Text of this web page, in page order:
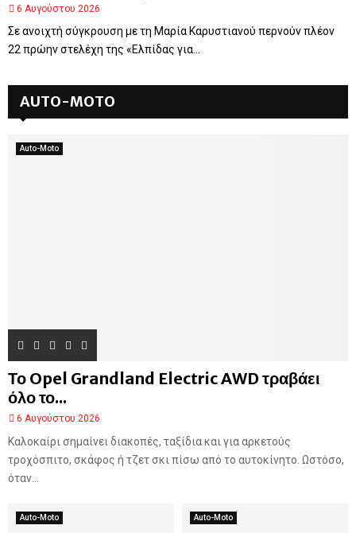
6 Αυγούστου 2026
Σε ανοιχτή σύγκρουση με τη Μαρία Καρυστιανού περνούν πλέον
22 πρώην στελέχη της «Ελπίδας για...
AUTO-MOTO
Auto-Moto
Το Opel Grandland Electric AWD τραβάει
όλο το...
6 Αυγούστου 2026
Καλοκαίρι σημαίνει διακοπές, ταξίδια και για αρκετούς
τροχόσπιτο, σκάφος ή τζετ σκι πίσω από το αυτοκίνητο. Ωστόσο,
όταν...
Auto-Moto Auto-Moto